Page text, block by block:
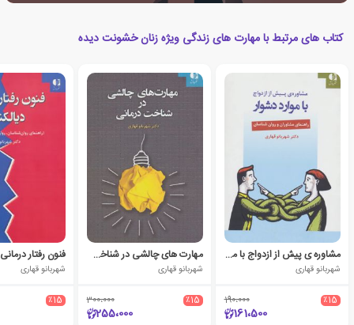
کتاب های مرتبط با مهارت های زندگی ویژه زنان خشونت دیده
مشاوره ی پیش از ازدواج با موارد دشوار
شهربانو قهاری
٪15 190،000
161،500
مهارت های چالشی در شناخت درمانی
شهربانو قهاری
٪15 300،000
255،000
فنون رفتار
شهربانو قهاری
٪15